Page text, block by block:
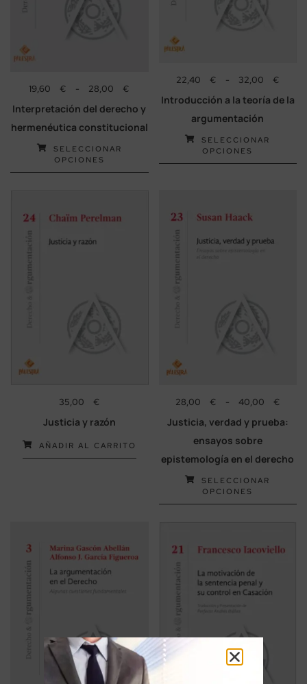
19,60 € - 28,00 €
Interpretación del derecho y
hermenéutica constitucional
SELECCIONAR
OPCIONES
22,40 € - 32,00 €
Introducción a la teoría de la
argumentación
SELECCIONAR
OPCIONES
35,00 €
Justicia y razón
AÑADIR AL CARRITO
28,00 € - 40,00 €
Justicia, verdad y prueba:
ensayos sobre
epistemología en el derecho
SELECCIONAR
OPCIONES